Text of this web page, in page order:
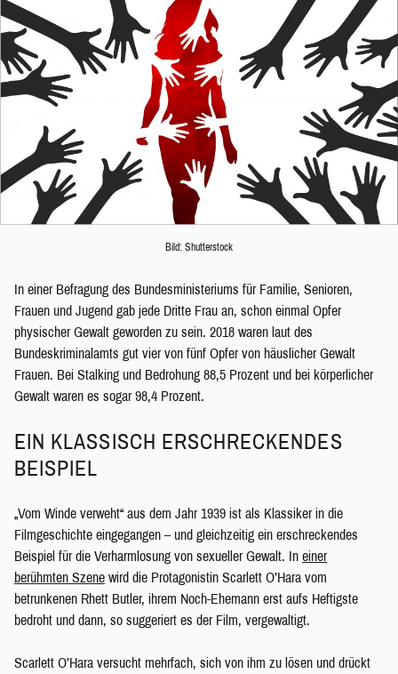
Bild: Shutterstock
In einer Befragung des Bundesministeriums für Familie, Senioren,
Frauen und Jugend gab jede Dritte Frau an, schon einmal Opfer
physischer Gewalt geworden zu sein. 2018 waren laut des
Bundeskriminalamts gut vier von fünf Opfer von häuslicher Gewalt
Frauen. Bei Stalking und Bedrohung 88,5 Prozent und bei körperlicher
Gewalt waren es sogar 98,4 Prozent.
EIN KLASSISCH ERSCHRECKENDES
BEISPIEL
„Vom Winde verweht“ aus dem Jahr 1939 ist als Klassiker in die
Filmgeschichte eingegangen – und gleichzeitig ein erschreckendes
Beispiel für die Verharmlosung von sexueller Gewalt. In einer
berühmten Szene wird die Protagonistin Scarlett O’Hara vom
betrunkenen Rhett Butler, ihrem Noch-Ehemann erst aufs Heftigste
bedroht und dann, so suggeriert es der Film, vergewaltigt.
Scarlett O’Hara versucht mehrfach, sich von ihm zu lösen und drückt